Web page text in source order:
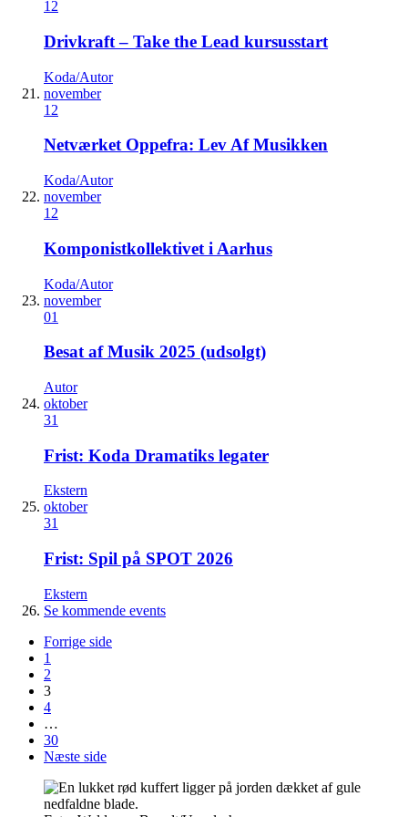
12
Drivkraft – Take the Lead kursusstart
Koda/Autor
november
12
Netværket Oppefra: Lev Af Musikken
Koda/Autor
november
12
Komponistkollektivet i Aarhus
Koda/Autor
november
01
Besat af Musik 2025 (udsolgt)
Autor
oktober
31
Frist: Koda Dramatiks legater
Ekstern
oktober
31
Frist: Spil på SPOT 2026
Ekstern
Se kommende events
Forrige side
1
2
3
4
…
30
Næste side